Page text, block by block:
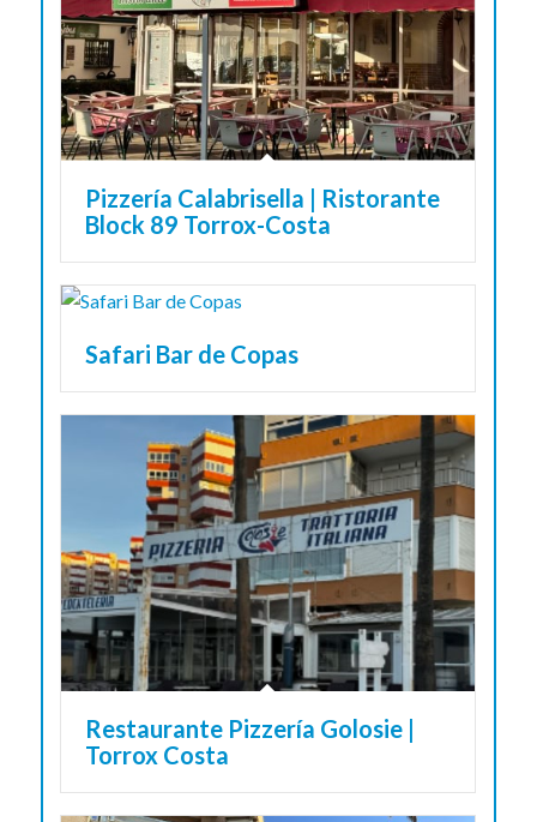
Pizzería Calabrisella | Ristorante
Block 89 Torrox-Costa
Safari Bar de Copas
Restaurante Pizzería Golosie |
Torrox Costa